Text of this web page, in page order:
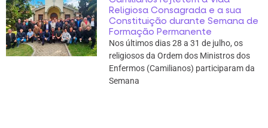
Religiosa Consagrada e a sua
Constituição durante Semana de
Formação Permanente
Nos últimos dias 28 a 31 de julho, os
religiosos da Ordem dos Ministros dos
Enfermos (Camilianos) participaram da
Semana